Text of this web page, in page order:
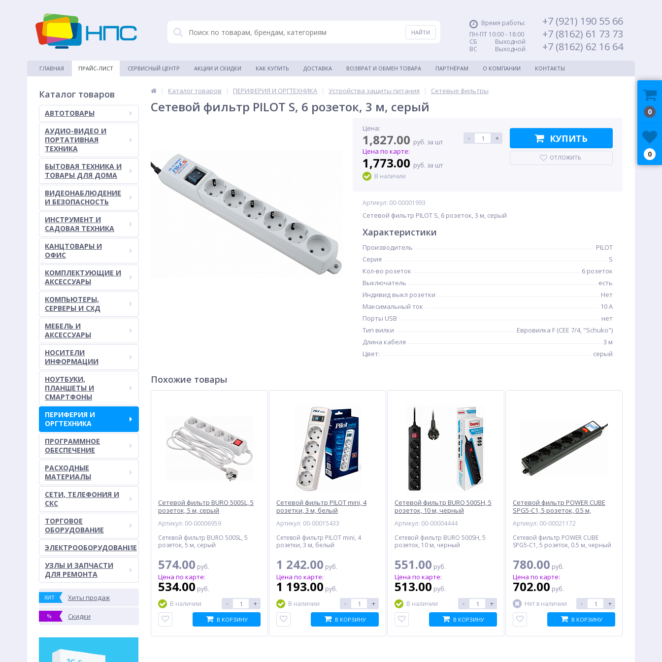
Время работы:
ПН-ПТ 10:00 - 18:00
СБ Выходной
ВС Выходной
+7 (921) 190 55 66
+7 (8162) 61 73 73
+7 (8162) 62 16 64
ГЛАВНАЯ ПРАЙС-ЛИСТ СЕРВИСНЫЙ ЦЕНТР АКЦИИ И СКИДКИ КАК КУПИТЬ ДОСТАВКА ВОЗВРАТ И ОБМЕН ТОВАРА ПАРТНЁРАМ О КОМПАНИИ КОНТАКТЫ
Каталог товаров
АВТОТОВАРЫ
АУДИО-ВИДЕО И
ПОРТАТИВНАЯ
ТЕХНИКА
БЫТОВАЯ ТЕХНИКА И
ТОВАРЫ ДЛЯ ДОМА
ВИДЕОНАБЛЮДЕНИЕ
И БЕЗОПАСНОСТЬ
ИНСТРУМЕНТ И
САДОВАЯ ТЕХНИКА
КАНЦТОВАРЫ И
ОФИС
КОМПЛЕКТУЮЩИЕ И
АКСЕССУАРЫ
КОМПЬЮТЕРЫ,
СЕРВЕРЫ И СХД
МЕБЕЛЬ И
АКСЕССУАРЫ
НОСИТЕЛИ
ИНФОРМАЦИИ
НОУТБУКИ,
ПЛАНШЕТЫ И
СМАРТФОНЫ
ПЕРИФЕРИЯ И
ОРГТЕХНИКА
ПРОГРАММНОЕ
ОБЕСПЕЧЕНИЕ
РАСХОДНЫЕ
МАТЕРИАЛЫ
СЕТИ, ТЕЛЕФОНИЯ И
СКС
ТОРГОВОЕ
ОБОРУДОВАНИЕ
ЭЛЕКТРООБОРУДОВАНИЕ
УЗЛЫ И ЗАПЧАСТИ
ДЛЯ РЕМОНТА
ХИТ Хиты продаж
% Скидки
| Каталог товаров | ПЕРИФЕРИЯ И ОРГТЕХНИКА | Устройства защиты питания | Сетевые фильтры
Сетевой фильтр PILOT S, 6 розеток, 3 м, серый
Цена:
1,827.00 руб. за шт
Цена по карте:
1,773.00 руб. за шт
В наличии
- + КУПИТЬ
ОТЛОЖИТЬ
Артикул: 00-00001993
Сетевой фильтр PILOT S, 6 розеток, 3 м, серый
Характеристики
Производитель
PILOT
Серия
S
Кол-во розеток
6 розеток
Выключатель
есть
Индивид выкл розетки
Нет
Максимальный ток
10 А
Порты USB
нет
Тип вилки
Евровилка F (CEE 7/4, "Schuko")
Длина кабеля
3 м
Цвет:
серый
Похожие товары
Сетевой фильтр BURO 500SL, 5
розеток, 5 м, серый
Артикул: 00-00006959
Сетевой фильтр BURO 500SL, 5
розеток, 5 м, серый
574.00 руб.
Цена по карте:
534.00 руб.
В наличии
- +
В КОРЗИНУ
Сетевой фильтр PILOT mini, 4
розетки, 3 м, белый
Артикул: 00-00015433
Сетевой фильтр PILOT mini, 4
розетки, 3 м, белый
1 242.00 руб.
Цена по карте:
1 193.00 руб.
В наличии
- +
В КОРЗИНУ
Сетевой фильтр BURO 500SH, 5
розеток, 10 м, черный
Артикул: 00-00004444
Сетевой фильтр BURO 500SH, 5
розеток, 10 м, черный
551.00 руб.
Цена по карте:
513.00 руб.
В наличии
- +
В КОРЗИНУ
Сетевой фильтр POWER CUBE
SPG5-С1, 5 розеток, 0.5 м,
Артикул: 00-00021172
Сетевой фильтр POWER CUBE
SPG5-С1, 5 розеток, 0.5 м, черный
780.00 руб.
Цена по карте:
702.00 руб.
Нет в наличии
- +
В КОРЗИНУ
0
0